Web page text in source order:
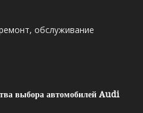
обслуживание
выбора автомобилей Audi